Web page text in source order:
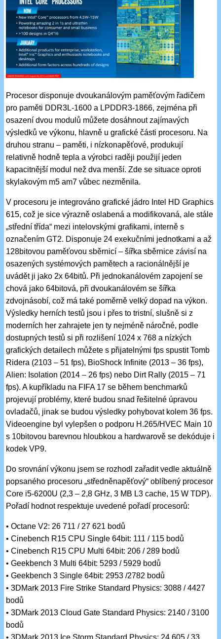
Procesor disponuje dvoukanálovým paměťovým řadičem
pro paměti DDR3L-1600 a LPDDR3-1866, zejména při
osazení dvou modulů můžete dosáhnout zajímavých
výsledků ve výkonu, hlavně u grafické části procesoru. Na
druhou stranu – paměti, i nízkonapěťové, produkují
relativně hodně tepla a výrobci raději použijí jeden
kapacitnější modul než dva menší. Zde se situace oproti
skylakovým m5 am7 vůbec nezměnila.
V procesoru je integrováno grafické jádro Intel HD Graphics
615, což je sice výrazně oslabená a modifikovaná, ale stále
„střední třída“ mezi intelovskými grafikami, interně s
označením GT2. Disponuje 24 exekučními jednotkami a až
128bitovou paměťovou sběrnicí – šířka sběrnice závisí na
osazených systémových pamětech a racionálnější je
uvádět ji jako 2x 64bitů. Při jednokanálovém zapojení se
chová jako 64bitová, při dvoukanálovém se šířka
zdvojnásobí, což má také poměrně velký dopad na výkon.
Výsledky herních testů jsou i přes to tristní, slušně si z
moderních her zahrajete jen ty nejméně náročné, podle
dostupných testů si při rozlišení 1024 x 768 a nízkých
grafických detailech můžete s přijatelnými fps spustit Tomb
Ridera (2103 – 51 fps), BioShock Infinite (2013 – 36 fps),
Alien: Isolation (2014 – 26 fps) nebo Dirt Rally (2015 – 71
fps). A kupříkladu na FIFA 17 se během benchmarků
projevují problémy, které budou snad řešitelné úpravou
ovladačů, jinak se budou výsledky pohybovat kolem 36 fps.
Videoengine byl vylepšen o podporu H.265/HVEC Main 10
s 10bitovou barevnou hloubkou a hardwarově se dekóduje i
kodek VP9.
Do srovnání výkonu jsem se rozhodl zařadit vedle aktuálně
popsaného procesoru „středněnapěťový“ oblíbený procesor
Core i5-6200U (2,3 – 2,8 GHz, 3 MB L3 cache, 15 W TDP).
Pořadí hodnot respektuje uvedené pořadí procesorů:
• Octane V2: 26 711 / 27 621 bodů
• Cinebench R15 CPU Single 64bit: 111 / 115 bodů
• Cinebench R15 CPU Multi 64bit: 206 / 289 bodů
• Geekbench 3 Multi 64bit: 5293 / 5929 bodů
• Geekbench 3 Single 64bit: 2953 /2782 bodů
• 3DMark 2013 Fire Strike Standard Physics: 3088 / 4427
bodů
• 3DMark 2013 Cloud Gate Standard Physics: 2140 / 3100
bodů
• 3DMark 2013 Ice Storm Standard Physics: 24 605 / 33